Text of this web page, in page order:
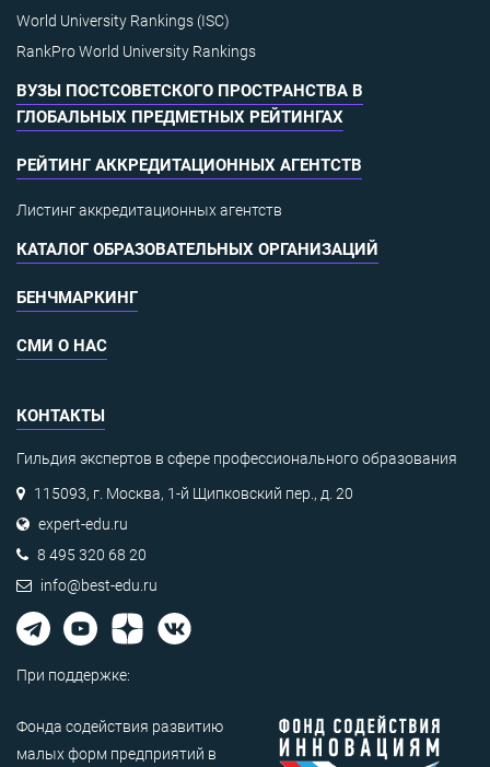
World University Rankings (ISC)
RankPro World University Rankings
ВУЗЫ ПОСТСОВЕТСКОГО ПРОСТРАНСТВА В
ГЛОБАЛЬНЫХ ПРЕДМЕТНЫХ РЕЙТИНГАХ
РЕЙТИНГ АККРЕДИТАЦИОННЫХ АГЕНТСТВ
Листинг аккредитационных агентств
КАТАЛОГ ОБРАЗОВАТЕЛЬНЫХ ОРГАНИЗАЦИЙ
БЕНЧМАРКИНГ
СМИ О НАС
КОНТАКТЫ
Гильдия экспертов в сфере профессионального образования
115093, г. Москва, 1-й Щипковский пер., д. 20
expert-edu.ru
8 495 320 68 20
info@best-edu.ru
При поддержке:
Фонда содействия развитию
малых форм предприятий в